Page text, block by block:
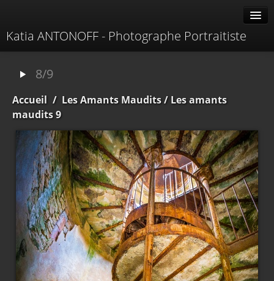
Katia ANTONOFF - Photographe Portraitiste
À propos
Contacter
8/9
Accueil / Les Amants Maudits/ Les amants
maudits 9